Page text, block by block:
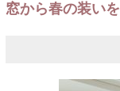
窓から春の装いを